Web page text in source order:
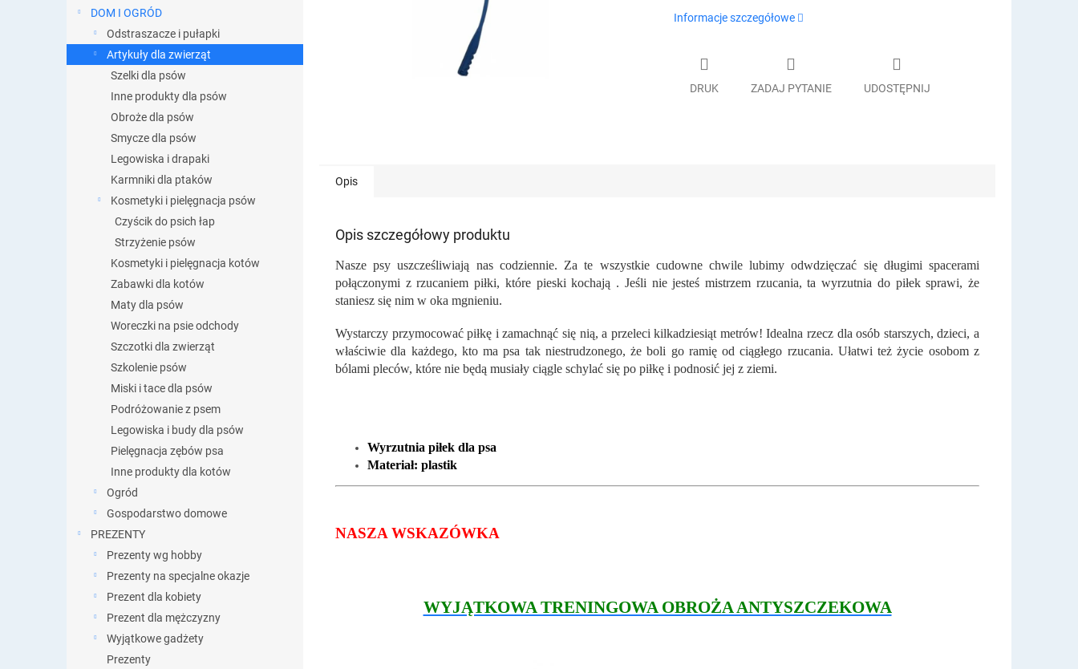
DOM I OGRÓD
Odstraszacze i pułapki
Artykuły dla zwierząt
Szelki dla psów
Inne produkty dla psów
Obroże dla psów
Smycze dla psów
Legowiska i drapaki
Karmniki dla ptaków
Kosmetyki i pielęgnacja psów
Czyścik do psich łap
Strzyżenie psów
Kosmetyki i pielęgnacja kotów
Zabawki dla kotów
Maty dla psów
Woreczki na psie odchody
Szczotki dla zwierząt
Szkolenie psów
Miski i tace dla psów
Podróżowanie z psem
Legowiska i budy dla psów
Pielęgnacja zębów psa
Inne produkty dla kotów
Ogród
Gospodarstwo domowe
PREZENTY
Prezenty wg hobby
Prezenty na specjalne okazje
Prezent dla kobiety
Prezent dla mężczyzny
Wyjątkowe gadżety
Prezenty
Informacje szczegółowe
DRUK ZADAJ PYTANIE UDOSTĘPNIJ
Opis
Opis szczegółowy produktu
Nasze psy uszcześliwiają nas codziennie. Za te wszystkie cudowne chwile lubimy odwdzięczać się długimi spacerami
połączonymi z rzucaniem piłki, które pieski kochają . Jeśli nie jesteś mistrzem rzucania, ta wyrzutnia do piłek sprawi, że
staniesz się nim w oka mgnieniu.
Wystarczy przymocować piłkę i zamachnąć się nią, a przeleci kilkadziesiąt metrów! Idealna rzecz dla osób starszych, dzieci, a
właściwie dla każdego, kto ma psa tak niestrudzonego, że boli go ramię od ciągłego rzucania. Ułatwi też życie osobom z
bólami pleców, które nie będą musiały ciągle schylać się po piłkę i podnosić jej z ziemi.
Wyrzutnia piłek dla psa
Materiał: plastik
NASZA WSKAZÓWKA
WYJĄTKOWA TRENINGOWA OBROŻA ANTYSZCZEKOWA